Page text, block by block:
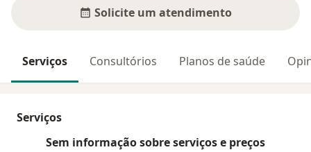
Solicite um atendimento
Serviços Consultórios Planos de saúde
Serviços
Sem informação sobre serviços e preços